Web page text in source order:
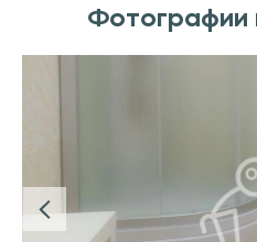
Фотографии